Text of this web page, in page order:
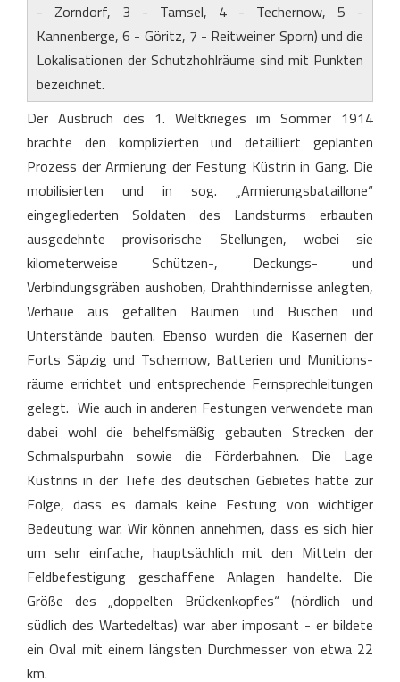
- Zorndorf, 3 - Tamsel, 4 - Techernow, 5 -
Kannenberge, 6 - Göritz, 7 - Reitweiner Sporn) und die
Lokalisationen der Schutzhohlräume sind mit Punkten
bezeichnet.
Der Ausbruch des 1. Weltkrieges im Sommer 1914
brachte den komplizierten und detailliert geplanten
Prozess der Armierung der Festung Küstrin in Gang. Die
mobilisierten und in sog. „Armierungsbataillone“
eingegliederten Soldaten des Landsturms erbauten
ausgedehnte provisorische Stellungen, wobei sie
kilometerweise Schützen-, Deckungs- und
Verbindungsgräben aushoben, Drahthindernisse anlegten,
Verhaue aus gefällten Bäumen und Büschen und
Unterstände bauten. Ebenso wurden die Kasernen der
Forts Säpzig und Tschernow, Batterien und Munitions-
räume errichtet und entsprechende Fernsprechleitungen
gelegt. Wie auch in anderen Festungen verwendete man
dabei wohl die behelfsmäßig gebauten Strecken der
Schmalspurbahn sowie die Förderbahnen. Die Lage
Küstrins in der Tiefe des deutschen Gebietes hatte zur
Folge, dass es damals keine Festung von wichtiger
Bedeutung war. Wir können annehmen, dass es sich hier
um sehr einfache, hauptsächlich mit den Mitteln der
Feldbefestigung geschaffene Anlagen handelte. Die
Größe des „doppelten Brückenkopfes“ (nördlich und
südlich des Wartedeltas) war aber imposant - er bildete
ein Oval mit einem längsten Durchmesser von etwa 22
km.